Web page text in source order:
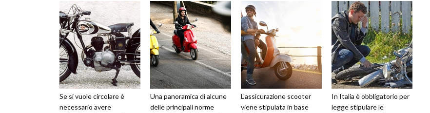
Se si vuole circolare è
necessario avere
Una panoramica di alcune
delle principali norme
L'assicurazione scooter
viene stipulata in base
In Italia è obbligatorio per
legge stipulare le